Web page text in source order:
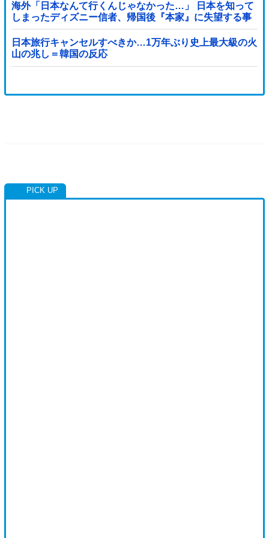
海外「日本なんて行くんじゃなかった…」 日本を知って
しまったディズニー信者、帰国後『本家』に失望する事
態に
日本旅行キャンセルすべきか…1万年ぶり史上最大級の火
山の兆し＝韓国の反応